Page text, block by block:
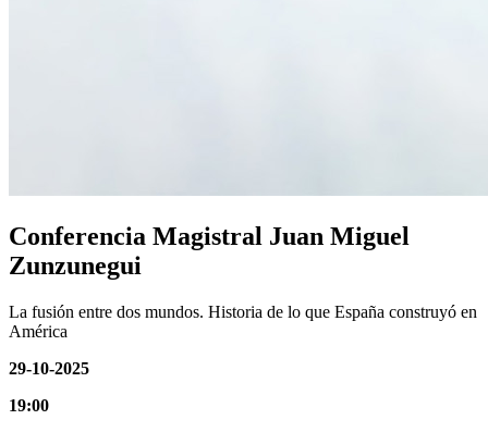
Conferencia Magistral Juan Miguel
Zunzunegui
La fusión entre dos mundos. Historia de lo que España construyó en
América
29-10-2025
19:00